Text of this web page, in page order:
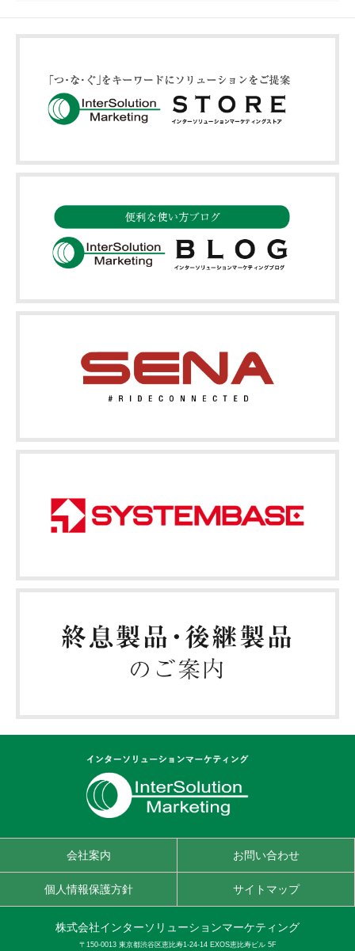
会社案内 お問い合わせ
個人情報保護方針 サイトマップ
株式会社インターソリューションマーケティング
〒150-0013 東京都渋谷区恵比寿1-24-14 EXOS恵比寿ビル 5F